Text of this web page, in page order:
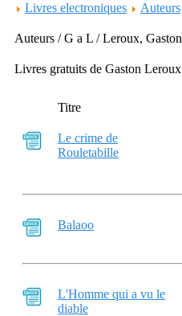
Livres electroniques Auteurs
Auteurs / G a L / Leroux, Gaston
Livres gratuits de Gaston Leroux
Titre
Le crime de
Rouletabille
Balaoo
L'Homme qui a vu le
diable